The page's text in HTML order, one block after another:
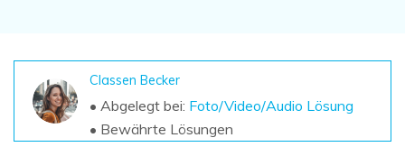
Weitere Produkte
Classen Becker
• Abgelegt bei: Foto/Video/Audio Lösung
• Bewährte Lösungen